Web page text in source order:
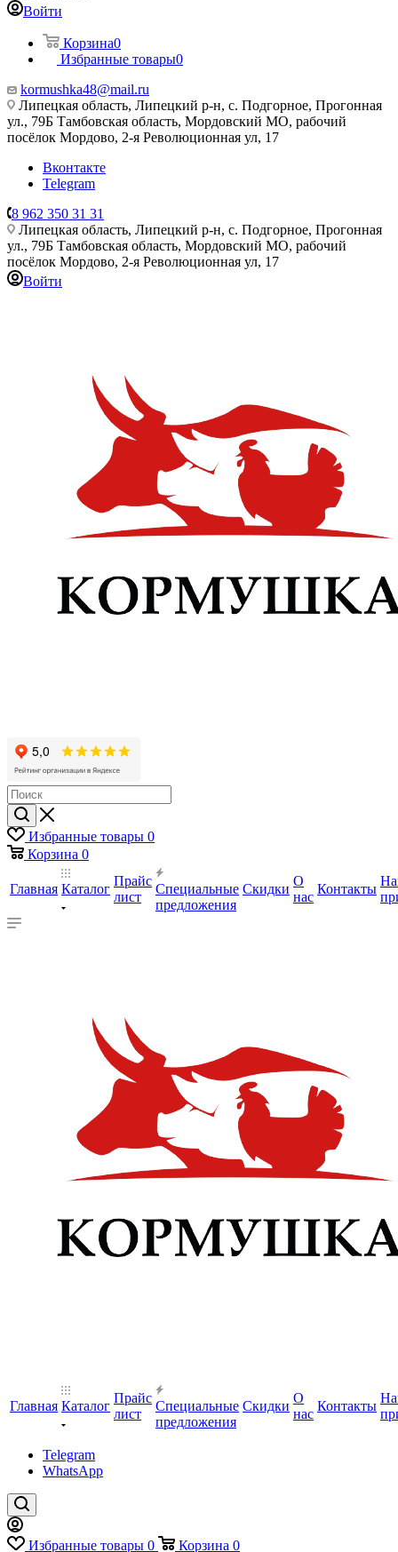
Войти
Корзина0
Избранные товары0
kormushka48@mail.ru
Липецкая область, Липецкий р-н, с. Подгорное, Прогонная
ул., 79Б Тамбовская область, Мордовский МО, рабочий
посёлок Мордово, 2-я Революционная ул, 17
Вконтакте
Telegram
8 962 350 31 31
Липецкая область, Липецкий р-н, с. Подгорное, Прогонная
ул., 79Б Тамбовская область, Мордовский МО, рабочий
посёлок Мордово, 2-я Революционная ул, 17
Войти
Избранные товары 0
Корзина 0
Главная Каталог
Прайс
лист
Специальные
предложения
Скидки
О
нас
Контакты
Главная Каталог
Прайс
лист
Специальные
предложения
Скидки
О
нас
Контакты
Telegram
WhatsApp
Избранные товары 0 Корзина 0